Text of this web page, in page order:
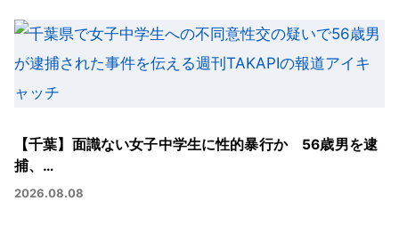
【千葉】面識ない女子中学生に性的暴行か 56歳男を逮
捕、…
2026.08.08